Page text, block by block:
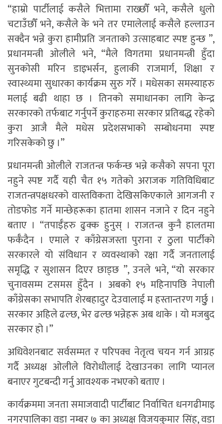
“हाम्रो पार्टीलाई कसैले भित्तामा राख्छौँ भने, कसैले धुलो
चटाउँछौँ भने, कसैले के भने तर एमालेलाई कसैले हल्लाउन
सक्दैन भन्ने कुरा हामीप्रति जनताको उत्साहबाट स्पष्ट हुन्छ ”,
प्रधानमन्त्री ओलीले भने, “मैले विगतमा प्रधानमन्त्री हुँदा
सुनकोसी मरिन डाइभर्सन, हुलाकी राजमार्ग, शिक्षा र
स्वास्थ्यमा सुधारका कार्यक्रम सुरु गरेँ । मधेसका समस्याहरु
मलाई बढी थाहा छ । तिनको समाधानका लागि केन्द्र
सरकारको तर्फबाट गर्नुपर्ने कुराहरुमा सरकार प्रतिबद्ध रहेको
कुरा आजै मैले मधेस प्रदेशसभाको सम्बोधनमा स्पष्ट
गरिसकेको छु ।”
प्रधानमन्त्री ओलीले राजतन्त्र फर्कन्छ भन्ने कसैको सपना पूरा
नहुने स्पष्ट गर्दै यही चैत १५ गतेको अराजक गतिविधिबाट
राजतन्त्रपक्षधरको वास्तविकता देखिसकिएकाले आगजनी र
तोडफोड गर्ने मान्छेहरूका हातमा शासन नजाने र दिन नहुने
बताए । “तपाईँहरु ढुक्क हुनुस् । राजतन्त्र कुनै हालतमा
फर्कँदैन । एमाले र काँग्रेसजस्ता पुराना र ठुला पार्टीको
सरकारले यो संविधान र व्यवस्थाको रक्षा गर्दै जनतालाई
समृद्धि र सुशासन दिएर छाड्छ ”, उनले भने, “यो सरकार
चुनावसम्म टसमस हुँदैन । अबको १५ महिनापछि नेपाली
काँग्रेसका सभापति शेरबहादुर देउवालाई म हस्तान्तरण गर्छुु ।
सरकार अहिले ढल्छ, भेर ढल्छ भन्नेहरू अब थाके । यो मजबुद
सरकार हो ।”
अधिवेशनबाट सर्वसम्मत र परिपक्व नेतृत्व चयन गर्न आग्रह
गर्दै अध्यक्ष ओलीले विरोधीलाई देखाउनका लागि प्यानल
बनाएर गुटबन्दी गर्नु आवश्यक नभएको बताए ।
कार्यक्रममा जनता समाजवादी पार्टीबाट निर्वाचित धनगढीमाइ
नगरपालिका वडा नम्बर ७ का अध्यक्ष विजयकुमार सिंह, वडा